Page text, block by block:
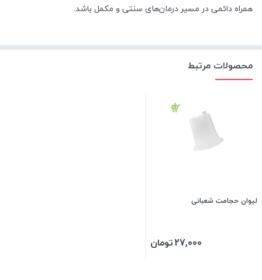
همراه دائمی در مسیر درمان‌های سنتی و مکمل باشد.
محصولات مرتبط
لیوان حجامت شعبانی
27,000تومان